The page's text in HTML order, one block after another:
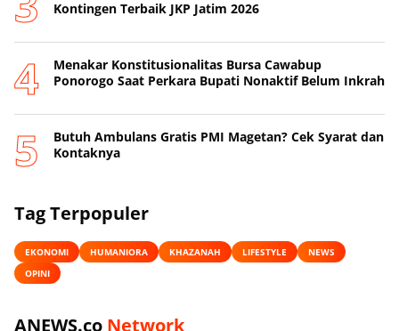
Kontingen Terbaik JKP Jatim 2026
Menakar Konstitusionalitas Bursa Cawabup
Ponorogo Saat Perkara Bupati Nonaktif Belum Inkrah
Butuh Ambulans Gratis PMI Magetan? Cek Syarat dan
Kontaknya
Tag Terpopuler
EKONOMI HUMANIORA KHAZANAH LIFESTYLE
NEWS
OPINI
ANEWS.co Network